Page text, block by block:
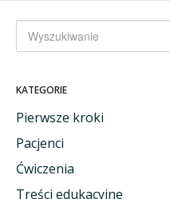
KATEGORIE
Pierwsze kroki
Pacjenci
Ćwiczenia
Treści edukacyjne